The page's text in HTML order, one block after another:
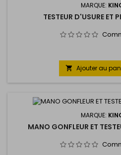
MARQUE:
TESTEUR D'USURE ET
 Ajouter au
MARQUE:
MANO GONFLEUR ET